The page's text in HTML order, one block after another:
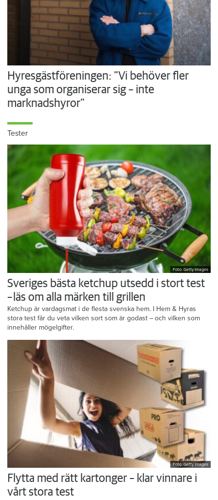
Hyresgästföreningen: ”Vi behöver fler
unga som organiserar sig – inte
marknadshyror”
Tester
Foto: Getty Images
Sveriges bästa ketchup utsedd i stort test
– läs om alla märken till grillen
Ketchup är vardagsmat i de flesta svenska hem. I Hem & Hyras
stora test får du veta vilken sort som är godast – och vilken som
innehåller mögelgifter.
Foto: Getty Images
Flytta med rätt kartonger – klar vinnare i
vårt stora test